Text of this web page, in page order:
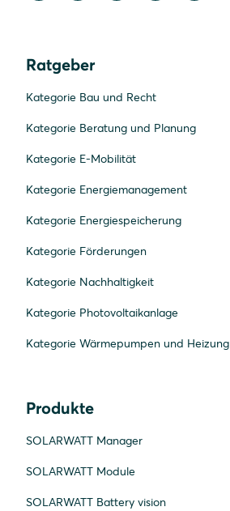
Ratgeber
Kategorie Bau und Recht
Kategorie Beratung und Planung
Kategorie E-Mobilität
Kategorie Energiemanagement
Kategorie Energiespeicherung
Kategorie Förderungen
Kategorie Nachhaltigkeit
Kategorie Photovoltaikanlage
Kategorie Wärmepumpen und Heizung
Produkte
SOLARWATT Manager
SOLARWATT Module
SOLARWATT Battery vision